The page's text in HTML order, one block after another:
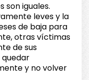
son iguales.
leves y la
de baja para
otras víctimas
de sus
y no volver